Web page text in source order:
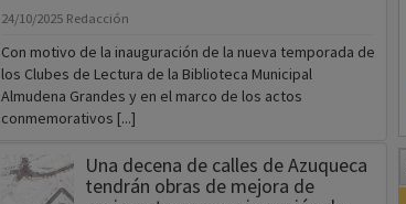
24/10/2025 Redacción
Con motivo de la inauguración de la nueva temporada de
los Clubes de Lectura de la Biblioteca Municipal
Almudena Grandes y en el marco de los actos
conmemorativos [...]
Una decena de calles de Azuqueca
tendrán obras de mejora de